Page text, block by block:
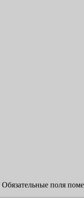
Обязательные поля